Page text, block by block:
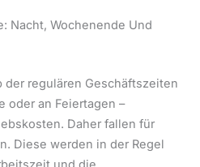
Nacht, Wochenende Und
regulären Geschäftszeiten
oder an Feiertagen –
Daher fallen für
Diese werden in der Regel